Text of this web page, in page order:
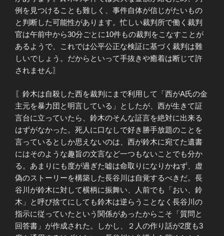
例を見つけることも難しく、事件自体が信じがたいもの
と判断した可能性があります。忙しい裁判所で働く裁判
官は午前中から30分ごとに10件もの裁判をこなすことが
あるようで、これでは公平公正な検証に基づく裁判は難
しいでしょう。だからといって手抜きや癒着は断じて許
されません〗
〖鈴木は自殺した西を裁判にまで利用して「西がA氏の金
主元を暴力団と明言している」としたが、西が生きて証
言台に立っていたら、鈴木のそんな証言を絶対に出来る
はずがなかった。死人に口なしで好き勝手放題のことを
言っているとしか思えないのは、西が鈴木に宛てた遺書
にはそのような趣旨の文言など一つもないことでも分か
る。あまりにも度が過ぎた嘘は命取りになりかねず、虚
偽のストーリーを構築した長谷川は自覚するべきだ。長
谷川が鈴木に対して横柄に振舞い、人前でも「おい、鈴
木」と呼び捨てにしても鈴木は逆らうことなく長谷川の
指示に従っていたという関係があったからこそ「質問と
回答書」が作成された。しかし、２人の作り話が2度も3